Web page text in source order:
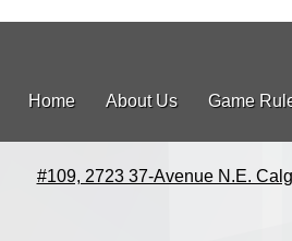
Home About Us Game
#109, 2723 37-Avenue N.E.